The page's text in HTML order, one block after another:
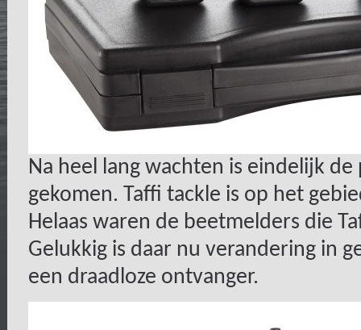
Na heel lang wachten is eindelijk
gekomen. Taffi tackle is op het
Helaas waren de beetmelders die
Gelukkig is daar nu verandering in
een draadloze ontvanger.